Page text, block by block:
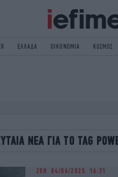
ΕΛΛΑΔΑ ΟΙΚΟΝΟΜΙΑ ΚΟΣΜΟΣ
ΝΕΑ ΓΙΑ ΤΟ TAG
ΖΩΗ 04/06/2025 16:31